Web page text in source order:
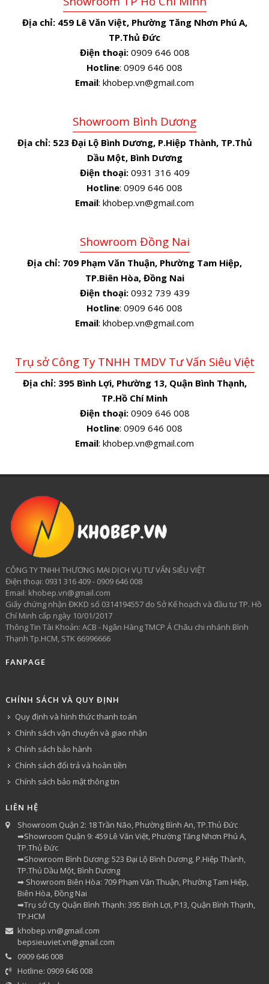
Địa chỉ: 459 Lê Văn Việt, Phường Tăng Nhơn Phú A,
TP.Thủ Đức
Điện thoại:0909 646 008
Hotline: 0909 646 008
Email: khobep.vn@gmail.com
Showroom Bình Dương
Địa chỉ: 523 Đại Lộ Bình Dương, P.Hiệp Thành, TP.Thủ
Dầu Một, Bình Dương
Điện thoại:0931 316 409
Hotline: 0909 646 008
Email: khobep.vn@gmail.com
Showroom Đồng Nai
Địa chỉ: 709 Phạm Văn Thuận, Phường Tam Hiệp,
TP.Biên Hòa, Đồng Nai
Điện thoại:0932 739 439
Hotline: 0909 646 008
Email: khobep.vn@gmail.com
Trụ sở Công Ty TNHH TMDV Tư Vấn Siêu Việt
Địa chỉ: 395 Bình Lợi, Phường 13, Quận Bình Thạnh,
TP.Hồ Chí Minh
Điện thoại:0909 646 008
Hotline: 0909 646 008
Email: khobep.vn@gmail.com
CÔNG TY TNHH THƯƠNG MẠI DỊCH VỤ TƯ VẤN SIÊU VIỆT
​Điện thoại: 0931 316 409 - 0909 646 008
Email: khobep.vn@gmail.com
Giấy chứng nhận ĐKKD số 0314194557 do Sở Kế hoạch và đầu tư TP. Hồ
Chí Minh cấp ngày 10/01/2017
Thông Tin Tài Khoản: ACB - Ngân Hàng TMCP Á Châu chi nhánh Bình
Thạnh Tp.HCM, STK 66996666
FANPAGE
CHÍNH SÁCH VÀ QUY ĐỊNH
Quy định và hình thức thanh toán
Chính sách vận chuyển và giao nhận
Chính sách bảo hành
Chính sách đổi trả và hoàn tiền
Chính sách bảo mật thông tin
LIÊN HỆ
Showroom Quận 2: 18 Trần Não, Phường Bình An, TP.Thủ Đức
➡Showroom Quận 9: 459 Lê Văn Việt, Phường Tăng Nhơn Phú A,
TP.Thủ Đức
➡Showroom Bình Dương: 523 Đại Lộ Bình Dương, P.Hiệp Thành,
TP.Thủ Dầu Một, Bình Dương
➡ Showroom Biên Hòa: 709 Phạm Văn Thuận, Phường Tam Hiệp,
Biên Hòa, Đồng Nai
➡Trụ sở Cty Quận Bình Thạnh: 395 Bình Lợi, P13, Quận Bình Thạnh,
TP.HCM
khobep.vn@gmail.com
bepsieuviet.vn@gmail.com
0909 646 008
Hotline: 0909 646 008